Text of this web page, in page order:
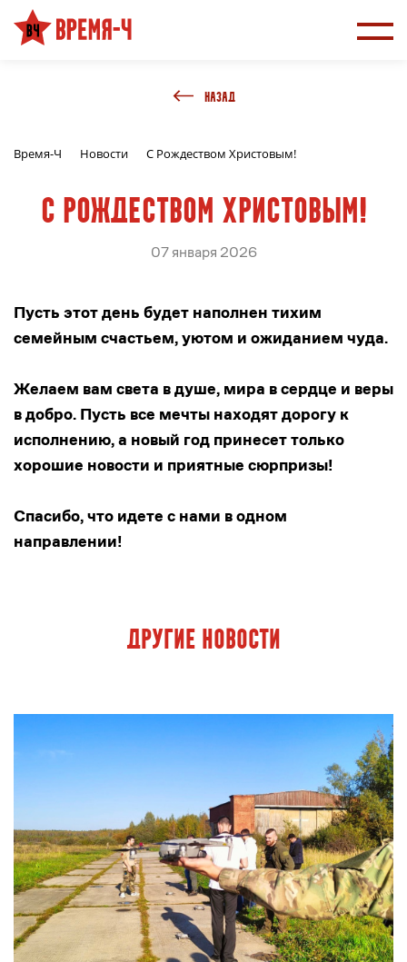
НАЗАД
Время-Ч Новости С Рождеством Христовым!
С Рождеством Христовым!
07 января 2026
Пусть этот день будет наполнен тихим
семейным счастьем, уютом и ожиданием чуда.
Желаем вам света в душе, мира в сердце и веры
в добро. Пусть все мечты находят дорогу к
исполнению, а новый год принесет только
хорошие новости и приятные сюрпризы!
Спасибо, что идете с нами в одном
направлении!
Другие новости